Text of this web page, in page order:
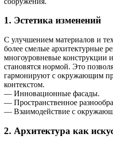
1. Эстетика изменений
С улучшением материалов и
более смелые архитектурные
многоуровневые конструкции
становятся нормой. Это
гармонируют с окружающим
контекстом.
— Инновационные фасады.
— Пространственное
— Взаимодействие с
2. Архитектура как